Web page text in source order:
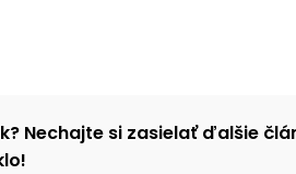
Nechajte si zasielať ďalšie